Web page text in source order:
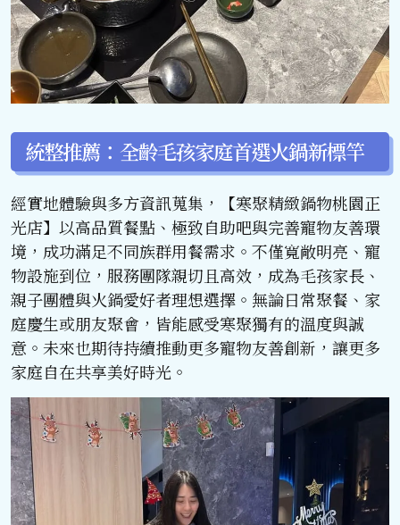
統整推薦：全齡毛孩家庭首選火鍋新標竿
經實地體驗與多方資訊蒐集，【寒聚精緻鍋物桃園正
光店】以高品質餐點、極致自助吧與完善寵物友善環
境，成功滿足不同族群用餐需求。不僅寬敞明亮、寵
物設施到位，服務團隊親切且高效，成為毛孩家長、
親子團體與火鍋愛好者理想選擇。無論日常聚餐、家
庭慶生或朋友聚會，皆能感受寒聚獨有的溫度與誠
意。未來也期待持續推動更多寵物友善創新，讓更多
家庭自在共享美好時光。